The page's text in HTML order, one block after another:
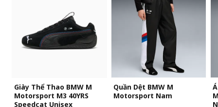
Giày Thể Thao BMW M
Motorsport M3 40YRS
Speedcat Unisex
Quần Dệt BMW M
Motorsport Nam